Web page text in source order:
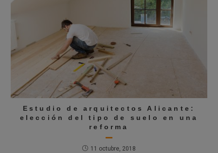
Estudio de arquitectos Alicante:
elección del tipo de suelo en una
reforma
11 octubre, 2018